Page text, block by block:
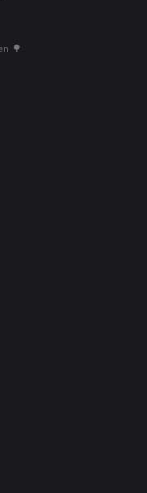
🌳
kernig
wenn die
sein sollten.